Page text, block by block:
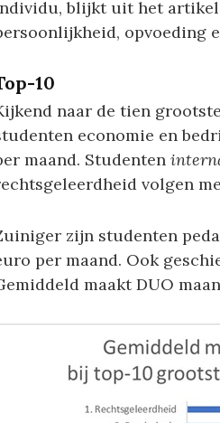
blijkt uit het
opvoeding
10
naar de tien
economie en
maand. Studenten
volgen
zijn studenten
per maand. Ook
maakt DUO